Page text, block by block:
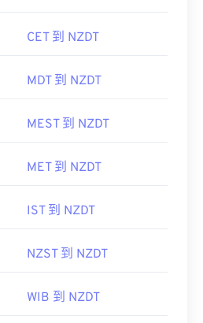
CET 到 NZDT
MDT 到 NZDT
MEST 到 NZDT
MET 到 NZDT
IST 到 NZDT
NZST 到 NZDT
WIB 到 NZDT